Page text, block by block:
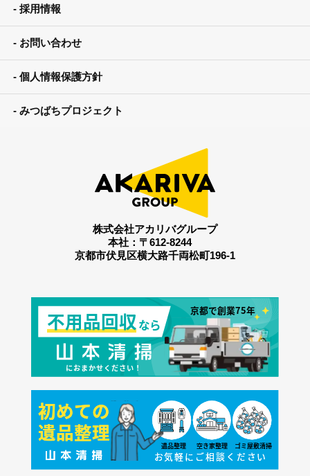
採用情報
お問い合わせ
個人情報保護方針
みつばちプロジェクト
株式会社アカリバグループ
本社：〒612-8244
京都市伏見区横大路千両松町196-1